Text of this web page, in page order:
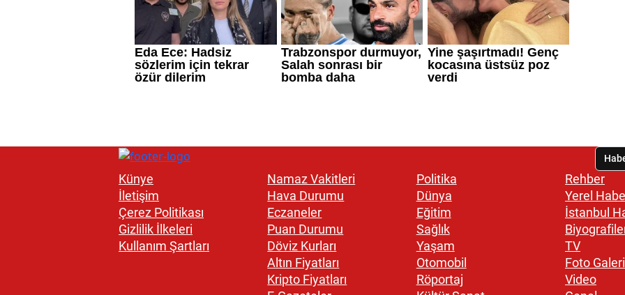
Künye
İletişim
Çerez Politikası
Gizlilik İlkeleri
Kullanım Şartları
Namaz Vakitleri
Hava Durumu
Eczaneler
Puan Durumu
Döviz Kurları
Altın Fiyatları
Kripto Fiyatları
Politika
Dünya
Eğitim
Sağlık
Yaşam
Otomobil
Röportaj
Rehber
Yerel
İstanbul
TV
Foto Galeri
Video